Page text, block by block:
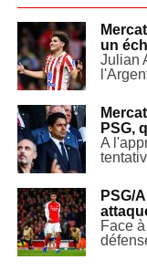
un
Julian
PSG,
A
PSG/
Face